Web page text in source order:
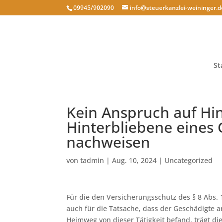
09945/902090 info@steuerkanzlei-
Kein Anspruch auf
Hinterbliebene eines
nachweisen
vontadmin |Aug. 10, 2024 | Uncategorized
Für die den Versicherungsschutz des § 8
auch für die Tatsache, dass der Geschädigte
Heimweg von dieser Tätigkeit befand, trägt